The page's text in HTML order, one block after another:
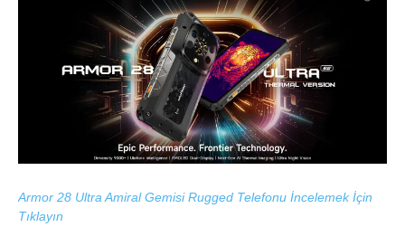
Armor 28 Ultra Amiral Gemisi Rugged Telefonu İncelemek İçin
Tıklayın